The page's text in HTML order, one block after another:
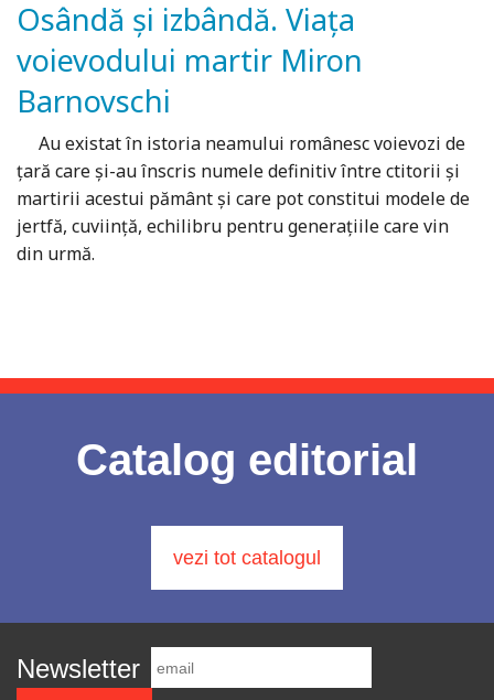
Osândă şi izbândă. Viaţa
voievodului martir Miron
Barnovschi
Au existat în istoria neamului românesc voievozi de
ţară care şi-au înscris numele definitiv între ctitorii şi
martirii acestui pământ şi care pot constitui modele de
jertfă, cuviinţă, echilibru pentru generaţiile care vin
din urmă.
Catalog editorial
vezi tot catalogul
Newsletter